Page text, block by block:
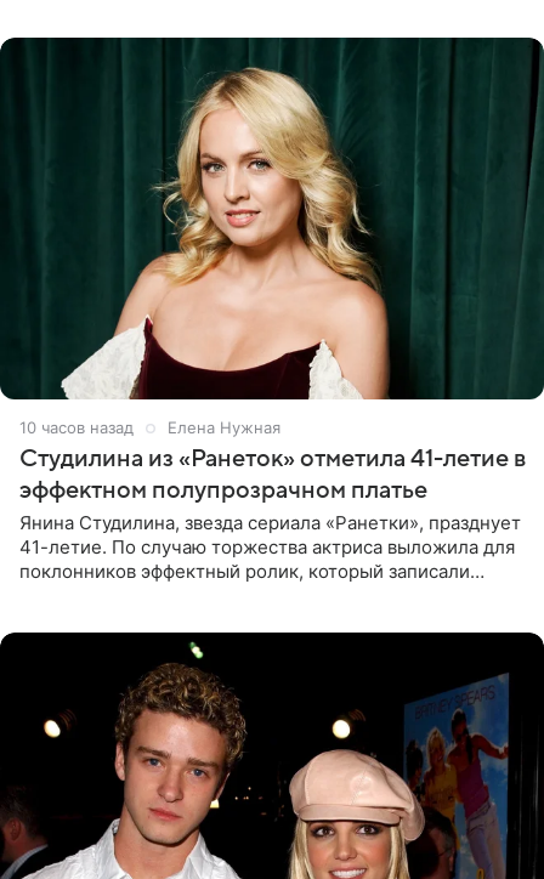
10 часов назад Елена Нужная
Студилина из «Ранеток» отметила 41-летие в
эффектном полупрозрачном платье
Янина Студилина, звезда сериала «Ранетки», празднует
41-летие. По случаю торжества актриса выложила для
поклонников эффектный ролик, который записали